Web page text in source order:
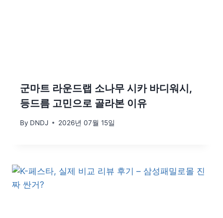
군마트 라운드랩 소나무 시카 바디워시,
등드름 고민으로 골라본 이유
By DNDJ 2026년 07월 15일